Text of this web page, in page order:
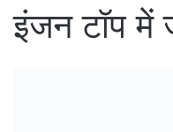
इंजन टॉप में